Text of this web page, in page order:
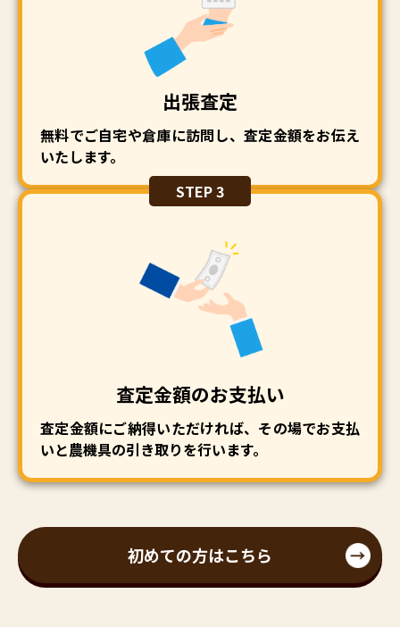
出張査定
無料でご自宅や倉庫に訪問し、査定金額をお伝え
いたします。
STEP 3
査定金額のお支払い
査定金額にご納得いただければ、その場でお支払
いと農機具の引き取りを行います。
初めての方はこちら